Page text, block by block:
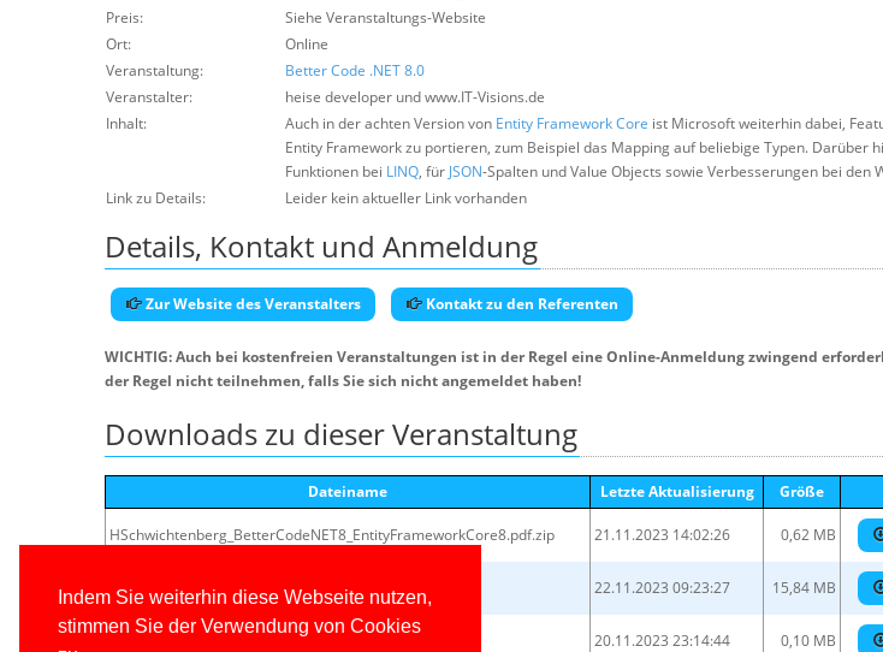
Indem Sie weiterhin diese Webseite nutzen,
stimmen Sie der Verwendung von Cookies
Preis:
Siehe Veranstaltungs-Website
Ort:
Online
Veranstaltung:
Better Code .NET 8.0
Veranstalter:
heise developer und www.IT-Visions.de
Inhalt:
Auch in der achten Version von Entity Framework Core ist Microsoft weiterhin dabei,
Entity Framework zu portieren, zum Beispiel das Mapping auf beliebige Typen. Darüber
Funktionen bei LINQ, für JSON-Spalten und Value Objects sowie Verbesserungen bei den
Link zu Details:
Leider kein aktueller Link vorhanden
Details, Kontakt und Anmeldung
Zur Website des Veranstalters Kontakt zu den Referenten
WICHTIG: Auch bei kostenfreien Veranstaltungen ist in der Regel eine Online-Anmeldung zwingend
der Regel nicht teilnehmen, falls Sie sich nicht angemeldet haben!
Downloads zu dieser Veranstaltung
Dateiname Letzte Aktualisierung Größe
HSchwichtenberg_BetterCodeNET8_EntityFrameworkCore8.pdf.zip 21.11.2023 14:02:26 0,62 MB
HSchwichtenberg_Codebeispiele_NET8Demos.zip 22.11.2023 09:23:27 15,84 MB
www.IT_Visions.de_CheatSheet_NET8CS12.pdf.zip 20.11.2023 23:14:44 0,10 MB